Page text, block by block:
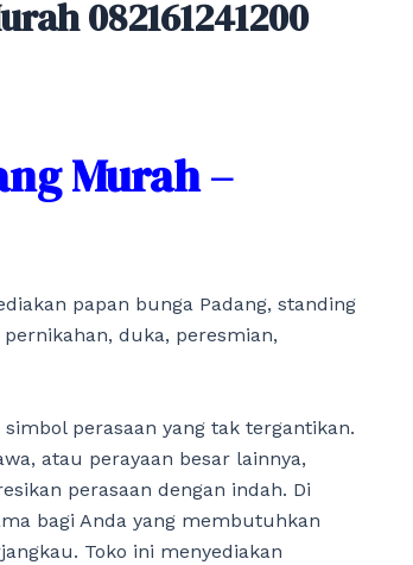
082161241200
Murah –
papan bunga Padang, standing
duka, peresmian,
perasaan yang tak tergantikan.
atau perayaan besar lainnya,
perasaan dengan indah. Di
bagi Anda yang membutuhkan
Toko ini menyediakan